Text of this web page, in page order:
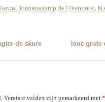
, Jongenskamp de Eikenhorst,
de skure Iene
Vereiste velden zijn gemarkeerd met *